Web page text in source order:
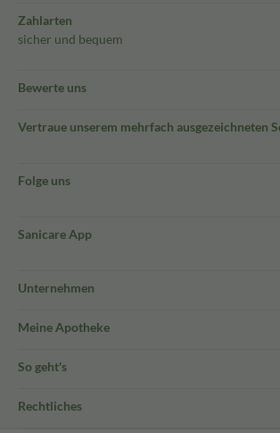
Zahlarten
sicher und bequem
Bewerte uns
Vertraue unserem mehrfach ausgezeichneten
Folge uns
Sanicare App
Unternehmen
Meine Apotheke
So geht's
Rechtliches